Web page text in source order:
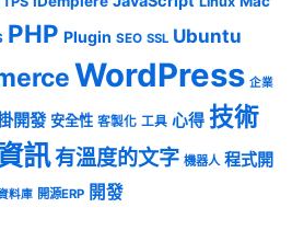
PHP Plugin SEO SSL Ubuntu
WordPress 企業
開發 安全性 客製化 工具 心得 技術
訊有溫度的文字 機器人 程式開
料庫 開源ERP 開發